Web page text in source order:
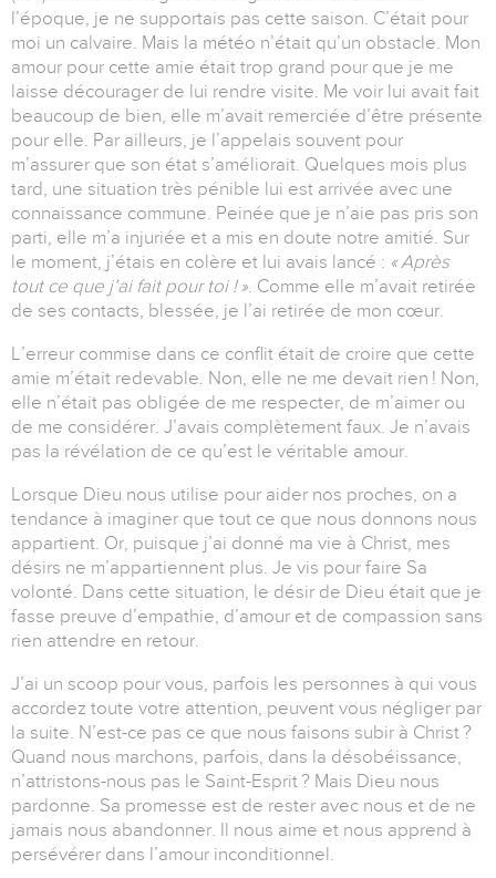
l’époque, je ne supportais pas cette saison. C’était pour
moi un calvaire. Mais la météo n’était qu’un obstacle. Mon
amour pour cette amie était trop grand pour que je me
laisse décourager de lui rendre visite. Me voir lui avait fait
beaucoup de bien, elle m’avait remerciée d’être présente
pour elle. Par ailleurs, je l’appelais souvent pour
m’assurer que son état s’améliorait. Quelques mois plus
tard, une situation très pénible lui est arrivée avec une
connaissance commune. Peinée que je n’aie pas pris son
parti, elle m’a injuriée et a mis en doute notre amitié. Sur
le moment, j’étais en colère et lui avais lancé : « Après
tout ce que j’ai fait pour toi ! ». Comme elle m’avait retirée
de ses contacts, blessée, je l’ai retirée de mon cœur.
L’erreur commise dans ce conflit était de croire que cette
amie m’était redevable. Non, elle ne me devait rien ! Non,
elle n’était pas obligée de me respecter, de m’aimer ou
de me considérer. J’avais complètement faux. Je n’avais
pas la révélation de ce qu’est le véritable amour.
Lorsque Dieu nous utilise pour aider nos proches, on a
tendance à imaginer que tout ce que nous donnons nous
appartient. Or, puisque j’ai donné ma vie à Christ, mes
désirs ne m’appartiennent plus. Je vis pour faire Sa
volonté. Dans cette situation, le désir de Dieu était que je
fasse preuve d’empathie, d’amour et de compassion sans
rien attendre en retour.
J’ai un scoop pour vous, parfois les personnes à qui vous
accordez toute votre attention, peuvent vous négliger par
la suite. N’est-ce pas ce que nous faisons subir à Christ ?
Quand nous marchons, parfois, dans la désobéissance,
n’attristons-nous pas le Saint-Esprit ? Mais Dieu nous
pardonne. Sa promesse est de rester avec nous et de ne
jamais nous abandonner. Il nous aime et nous apprend à
persévérer dans l’amour inconditionnel.